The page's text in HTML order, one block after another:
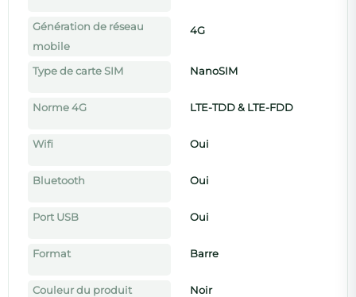
Génération de réseau
mobile
4G
Type de carte SIM NanoSIM
Norme 4G LTE-TDD & LTE-FDD
Wifi Oui
Bluetooth Oui
Port USB Oui
Format Barre
Couleur du produit Noir